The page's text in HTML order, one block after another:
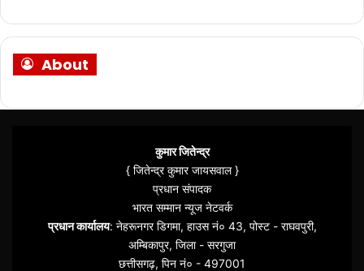
About
कुमार जितेन्द्र
{ जितेन्द्र कुमार जायसवाल }
प्रधान संपादक
भारत सम्मान न्यूज नेटवर्क
प्रधान कार्यालय: नेहरूनगर डिगमा, हाउस नं० 43, पोस्ट - राघवपुरी,
अम्बिकापुर, जिला - सरगुजा
छत्तीसगढ़, पिन नं० - 497001